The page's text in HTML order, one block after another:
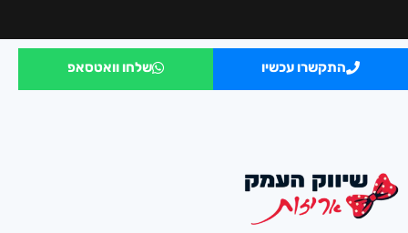
התקשרו עכשיו שלחו וואטסאפ